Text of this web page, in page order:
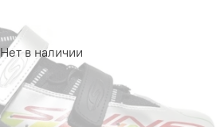
Нет в наличии